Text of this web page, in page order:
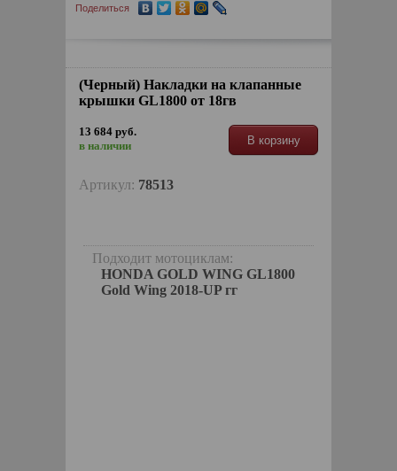
Поделиться
(Черный) Накладки на клапанные
крышки GL1800 от 18гв
13 684 руб.
в наличии
В корзину
Артикул: 78513
Подходит мотоциклам:
HONDA GOLD WING GL1800
Gold Wing 2018-UP гг